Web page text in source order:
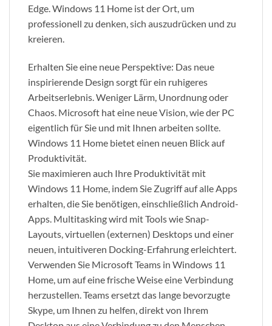
Edge. Windows 11 Home ist der Ort, um
professionell zu denken, sich auszudrücken und zu
kreieren.
Erhalten Sie eine neue Perspektive: Das neue
inspirierende Design sorgt für ein ruhigeres
Arbeitserlebnis. Weniger Lärm, Unordnung oder
Chaos. Microsoft hat eine neue Vision, wie der PC
eigentlich für Sie und mit Ihnen arbeiten sollte.
Windows 11 Home bietet einen neuen Blick auf
Produktivität.
Sie maximieren auch Ihre Produktivität mit
Windows 11 Home, indem Sie Zugriff auf alle Apps
erhalten, die Sie benötigen, einschließlich Android-
Apps. Multitasking wird mit Tools wie Snap-
Layouts, virtuellen (externen) Desktops und einer
neuen, intuitiveren Docking-Erfahrung erleichtert.
Verwenden Sie Microsoft Teams in Windows 11
Home, um auf eine frische Weise eine Verbindung
herzustellen. Teams ersetzt das lange bevorzugte
Skype, um Ihnen zu helfen, direkt von Ihrem